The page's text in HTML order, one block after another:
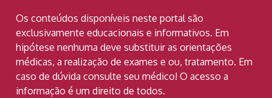
Os conteúdos disponíveis neste portal são
exclusivamente educacionais e informativos. Em
hipótese nenhuma deve substituir as orientações
médicas, a realização de exames e ou, tratamento. Em
caso de dúvida consulte seu médico! O acesso a
informação é um direito de todos.